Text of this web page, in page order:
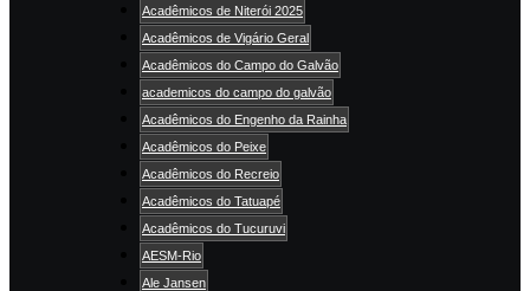
Acadêmicos de Niterói 2025
Acadêmicos de Vigário Geral
Acadêmicos do Campo do Galvão
academicos do campo do galvão
Acadêmicos do Engenho da Rainha
Acadêmicos do Peixe
Acadêmicos do Recreio
Acadêmicos do Tatuapé
Acadêmicos do Tucuruvi
AESM-Rio
Ale Jansen